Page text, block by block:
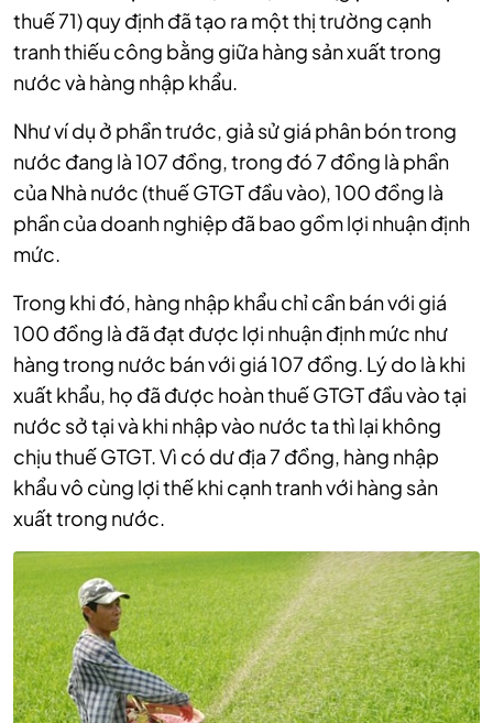
thuế 71) quy định đã tạo ra một thị trường cạnh
tranh thiếu công bằng giữa hàng sản xuất trong
nước và hàng nhập khẩu.
Như ví dụ ở phần trước, giả sử giá phân bón trong
nước đang là 107 đồng, trong đó 7 đồng là phần
của Nhà nước (thuế GTGT đầu vào), 100 đồng là
phần của doanh nghiệp đã bao gồm lợi nhuận định
mức.
Trong khi đó, hàng nhập khẩu chỉ cần bán với giá
100 đồng là đã đạt được lợi nhuận định mức như
hàng trong nước bán với giá 107 đồng. Lý do là khi
xuất khẩu, họ đã được hoàn thuế GTGT đầu vào tại
nước sở tại và khi nhập vào nước ta thì lại không
chịu thuế GTGT. Vì có dư địa 7 đồng, hàng nhập
khẩu vô cùng lợi thế khi cạnh tranh với hàng sản
xuất trong nước.